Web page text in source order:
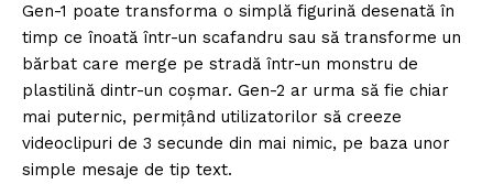
Gen-1 poate transforma o simplă figurină desenată în
timp ce înoată într-un scafandru sau să transforme un
bărbat care merge pe stradă într-un monstru de
plastilină dintr-un coșmar. Gen-2 ar urma să fie chiar
mai puternic, permițând utilizatorilor să creeze
videoclipuri de 3 secunde din mai nimic, pe baza unor
simple mesaje de tip text.